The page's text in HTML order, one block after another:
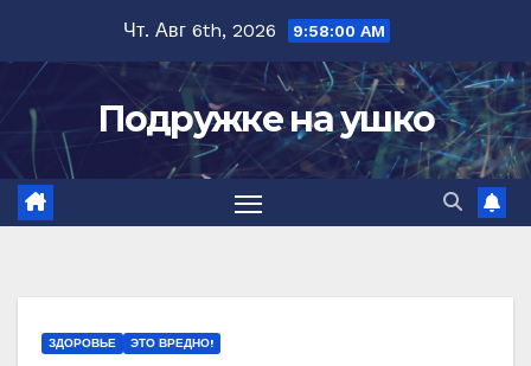
содержимому
Чт. Авг 6th, 2026 9:58:01 AM
Подружке на ушко
ЗДОРОВЬЕ ЭТО ВРЕДНО!